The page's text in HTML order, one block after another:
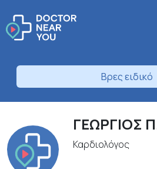
Βρες ειδικό
ΓΕΩΡΓΙΟΣ
Καρδιολόγος